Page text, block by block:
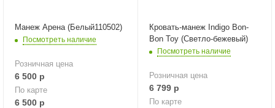
Манеж Арена (Белый110502)
Посмотреть наличие
Розничная цена
6 500 р
По карте
6 500 р
Кровать-манеж Indigo Bon-
Bon Toy (Светло-бежевый)
Посмотреть наличие
Розничная цена
6 799р
По карте